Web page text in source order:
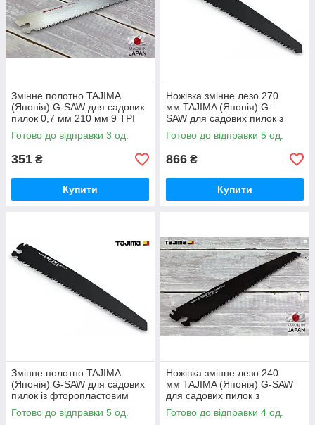
Змінне полотно TAJIMA
(Японія) G-SAW для садових
пилок 0,7 мм 210 мм 9 TPI ​
Готово до відправки 3 од.
351 ₴
Купити
Ножівка змінне лезо 270
мм TAJIMA (Японія) G-
SAW для садових пилок з
фторопластовим покриттям
0,8 мм 9 TPI
Готово до відправки 5 од.
866 ₴
Купити
Змінне полотно TAJIMA
(Японія) G-SAW для садових
пилок із фторопластовим
покриттям 0,8 мм 270 мм 9
TPI
Готово до відправки 5 од.
Ножівка змінне лезо 240
мм TAJIMA (Японія) G-SAW
для садових пилок з
фторопластовим покриттям
0,7 мм 9 TPI
Готово до відправки 4 од.